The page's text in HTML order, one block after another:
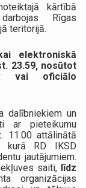
kārtībā
Rīgas
teritorijā.
elektroniskā
23.59, nosūtot
vai oficiālo
dalībniekiem un
ar pieteikumu
11.00 attālinātā
kurā RD IKSD
jautājumiem.
saiti, līdz
organizācijas